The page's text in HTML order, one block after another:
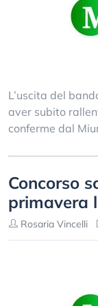
L’uscita del
aver subito
conferme dal
Concorso
primavera
Rosaria Vincelli